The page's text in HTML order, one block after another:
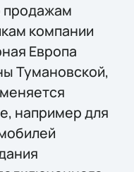
продажам
компании
Европа
Тумановской,
например для